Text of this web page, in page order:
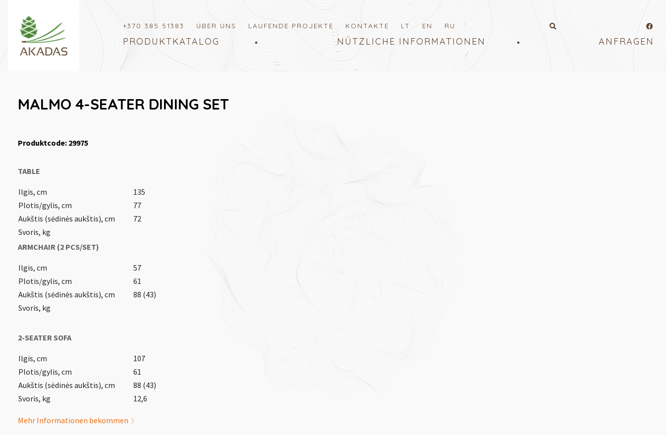
+370 385 51383 ÜBER UNS LAUFENDE PROJEKTE KONTAKTE LT EN RU
PRODUKTKATALOG NÜTZLICHE INFORMATIONEN ANFRAGEN
MALMO 4-SEATER DINING SET
Produktcode: 29975
TABLE
Ilgis, cm
135
Plotis/gylis, cm
77
Aukštis (sėdinės aukštis), cm
72
Svoris, kg
ARMCHAIR (2 PCS/SET)
Ilgis, cm
57
Plotis/gylis, cm
61
Aukštis (sėdinės aukštis), cm
88 (43)
Svoris, kg
2-SEATER SOFA
Ilgis, cm
107
Plotis/gylis, cm
61
Aukštis (sėdinės aukštis), cm
88 (43)
Svoris, kg
12,6
Mehr Informationen bekommen